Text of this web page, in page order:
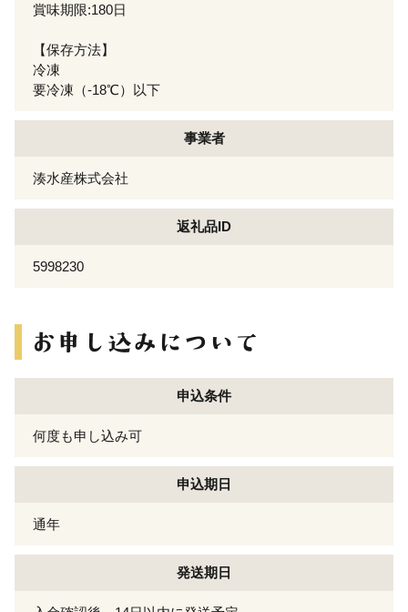
賞味期限:180日
【保存方法】
冷凍
要冷凍（-18℃）以下
事業者
湊水産株式会社
返礼品ID
5998230
申込条件
何度も申し込み可
申込期日
通年
発送期日